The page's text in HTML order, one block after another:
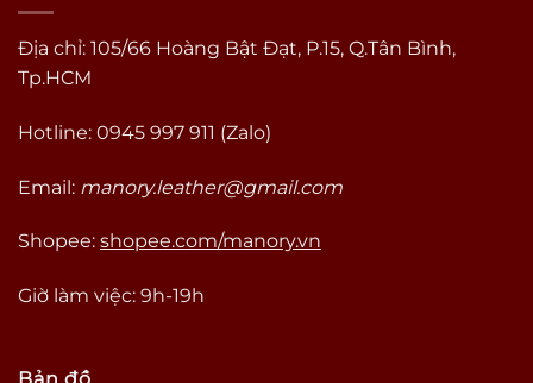
Địa chỉ: 105/66 Hoàng Bật Đạt, P.15, Q.Tân Bình,
Tp.HCM
Hotline: 0945 997 911 (Zalo)
Email: manory.leather@gmail.com
Shopee: shopee.com/manory.vn
Giờ làm việc: 9h-19h